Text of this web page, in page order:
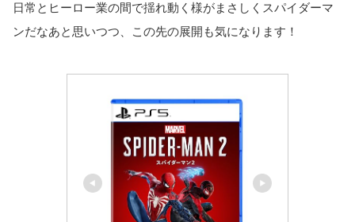
日常とヒーロー業の間で揺れ動く様がまさしくスパイダーマ
ンだなあと思いつつ、この先の展開も気になります！